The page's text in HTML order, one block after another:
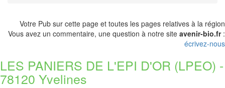
Votre Pub sur cette page et toutes les pages relatives à la région
Vous avez un commentaire, une question à notre site avenir-bio.fr:
écrivez-nous
LES PANIERS DE L'EPI D'OR (LPEO) -
78120 Yvelines